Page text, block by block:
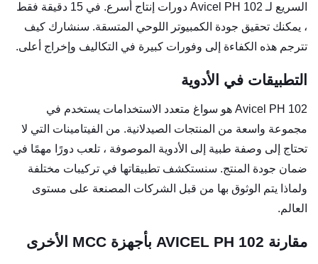
السريع لـ Avicel PH 102 دورات إنتاج أسرع. في 15 دقيقة فقط
، يمكنك تحقيق جودة الكمبيوتر اللوحي المتسقة. سنشارك كيف
تترجم هذه الكفاءة إلى وفورات كبيرة في التكاليف وإخراج أعلى.
التطبيقات في الأدوية
Avicel PH 102 هو سواغ متعدد الاستخدامات يستخدم في
مجموعة واسعة من المنتجات الصيدلانية. من الفيتامينات التي لا
تحتاج إلى وصفة طبية إلى الأدوية الموصوفة ، تلعب دورًا مهمًا في
ضمان جودة المنتج. سنستكشف تطبيقاتها في تركيبات مختلفة
ولماذا يتم الوثوق بها من قبل الشركات المصنعة على مستوى
العالم.
مقارنة AVICEL PH 102 بأجهزة MCC الأخرى